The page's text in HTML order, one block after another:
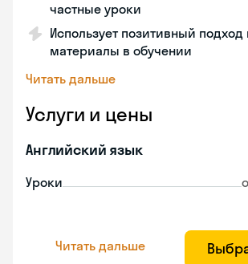
частные уроки
Использует позитивный
материалы в обучении
Читать дальше
Услуги и цены
Английский язык
Уроки
Читать дальше